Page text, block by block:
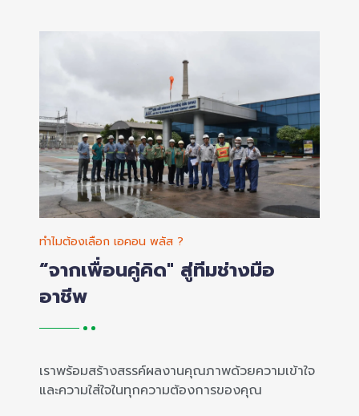
ทำไมต้องเลือก เอคอน พลัส ?
“จากเพื่อนคู่คิด" สู่ทีมช่างมือ
อาชีพ
เราพร้อมสร้างสรรค์ผลงานคุณภาพด้วยความเข้าใจ
และความใส่ใจในทุกความต้องการของคุณ